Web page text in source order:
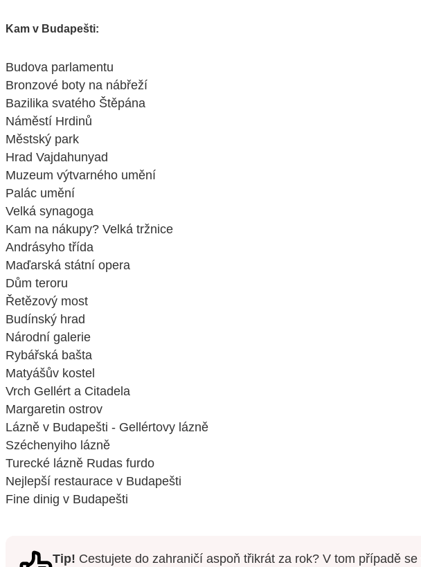
Kam v Budapešti:
Budova parlamentu
Bronzové boty na nábřeží
Bazilika svatého Štěpána
Náměstí Hrdinů
Městský park
Hrad Vajdahunyad
Muzeum výtvarného umění
Palác umění
Velká synagoga
Kam na nákupy? Velká tržnice
Andrásyho třída
Maďarská státní opera
Dům teroru
Řetězový most
Budínský hrad
Národní galerie
Rybářská bašta
Matyášův kostel
Vrch Gellért a Citadela
Margaretin ostrov
Lázně v Budapešti - Gellértovy lázně
Széchenyiho lázně
Turecké lázně Rudas furdo
Nejlepší restaurace v Budapešti
Fine dinig v Budapešti
Tip! Cestujete do zahraničí aspoň třikrát za rok? V tom případě se